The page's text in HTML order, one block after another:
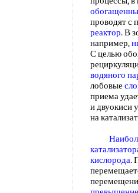
проводят с
реактор. В
например,
С целью
водяного
лобовые
приема
и двуокиси
на
кислорода.